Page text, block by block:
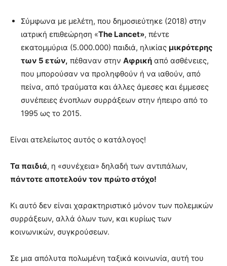
Σύμφωνα με μελέτη, που δημοσιεύτηκε (2018) στην
ιατρική επιθεώρηση «The Lancet», πέντε
εκατομμύρια (5.000.000) παιδιά, ηλικίας μικρότερης
των 5 ετών, πέθαναν στην Αφρική από ασθένειες,
που μπορούσαν να προληφθούν ή να ιαθούν, από
πείνα, από τραύματα και άλλες άμεσες και έμμεσες
συνέπειες ένοπλων συρράξεων στην ήπειρο από το
1995 ως το 2015.
Είναι ατελείωτος αυτός ο κατάλογος!
Τα παιδιά, η «συνέχεια» δηλαδή των αντιπάλων,
πάντοτε αποτελούν τον πρώτο στόχο!
Κι αυτό δεν είναι χαρακτηριστικό μόνον των πολεμικών
συρράξεων, αλλά όλων των, και κυρίως των
κοινωνικών, συγκρούσεων.
Σε μια απόλυτα πολωμένη ταξικά κοινωνία, αυτή του